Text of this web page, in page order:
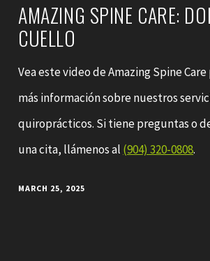
AMAZING SPINE CARE:
CUELLO
Vea este video de Amazing Spine
más información sobre nuestros
quiroprácticos. Si tiene preguntas o
una cita, llámenos al (904) 320-0808.
MARCH 25, 2025